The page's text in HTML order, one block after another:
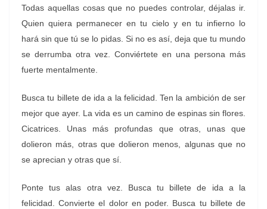
Todas aquellas cosas que no puedes controlar, déjalas ir.
Quien quiera permanecer en tu cielo y en tu infierno lo
hará sin que tú se lo pidas. Si no es así, deja que tu mundo
se derrumba otra vez. Conviértete en una persona más
fuerte mentalmente.
Busca tu billete de ida a la felicidad. Ten la ambición de ser
mejor que ayer. La vida es un camino de espinas sin flores.
Cicatrices. Unas más profundas que otras, unas que
dolieron más, otras que dolieron menos, algunas que no
se aprecian y otras que sí.
Ponte tus alas otra vez. Busca tu billete de ida a la
felicidad. Convierte el dolor en poder. Busca tu billete de